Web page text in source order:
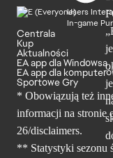
Users
In-game
Centrala
Kup
Aktualności
EA app dla Windowsa
EA app dla
Sportowe Gry
* Obowiązują też
informacji na stronie
26/disclaimers.
** Statystyki sezonu